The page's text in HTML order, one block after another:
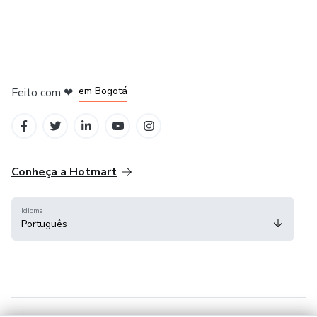
Feito com ❤ em Bogotá
Conheça a Hotmart
Idioma
Português